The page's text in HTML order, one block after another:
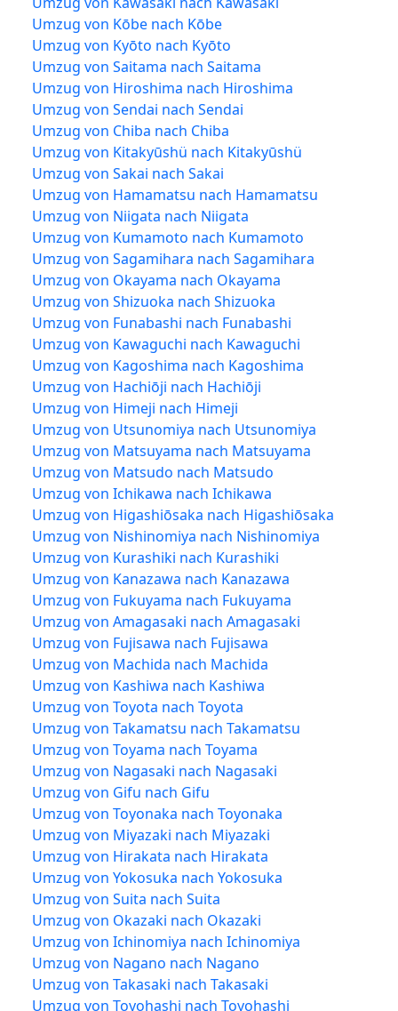
Umzug von Kōbe nach Kōbe
Umzug von Kyōto nach Kyōto
Umzug von Saitama nach Saitama
Umzug von Hiroshima nach Hiroshima
Umzug von Sendai nach Sendai
Umzug von Chiba nach Chiba
Umzug von Kitakyūshü nach Kitakyūshü
Umzug von Sakai nach Sakai
Umzug von Hamamatsu nach Hamamatsu
Umzug von Niigata nach Niigata
Umzug von Kumamoto nach Kumamoto
Umzug von Sagamihara nach Sagamihara
Umzug von Okayama nach Okayama
Umzug von Shizuoka nach Shizuoka
Umzug von Funabashi nach Funabashi
Umzug von Kawaguchi nach Kawaguchi
Umzug von Kagoshima nach Kagoshima
Umzug von Hachiōji nach Hachiōji
Umzug von Himeji nach Himeji
Umzug von Utsunomiya nach Utsunomiya
Umzug von Matsuyama nach Matsuyama
Umzug von Matsudo nach Matsudo
Umzug von Ichikawa nach Ichikawa
Umzug von Higashiōsaka nach Higashiōsaka
Umzug von Nishinomiya nach Nishinomiya
Umzug von Kurashiki nach Kurashiki
Umzug von Kanazawa nach Kanazawa
Umzug von Fukuyama nach Fukuyama
Umzug von Amagasaki nach Amagasaki
Umzug von Fujisawa nach Fujisawa
Umzug von Machida nach Machida
Umzug von Kashiwa nach Kashiwa
Umzug von Toyota nach Toyota
Umzug von Takamatsu nach Takamatsu
Umzug von Toyama nach Toyama
Umzug von Nagasaki nach Nagasaki
Umzug von Gifu nach Gifu
Umzug von Toyonaka nach Toyonaka
Umzug von Miyazaki nach Miyazaki
Umzug von Hirakata nach Hirakata
Umzug von Yokosuka nach Yokosuka
Umzug von Suita nach Suita
Umzug von Okazaki nach Okazaki
Umzug von Ichinomiya nach Ichinomiya
Umzug von Nagano nach Nagano
Umzug von Takasaki nach Takasaki
Umzug von Toyohashi nach Toyohashi